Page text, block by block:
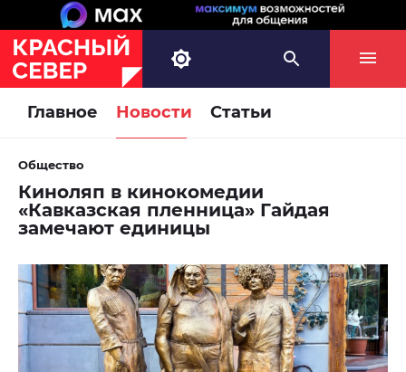
Главное Новости Статьи
Общество
Киноляп в кинокомедии
«Кавказская пленница» Гайдая
замечают единицы